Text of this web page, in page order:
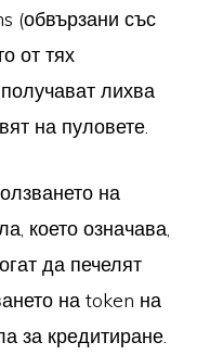
(обвързани със
от тях
лихва
на пуловете.
на
което означава,
да печелят
на token на
за кредитиране.